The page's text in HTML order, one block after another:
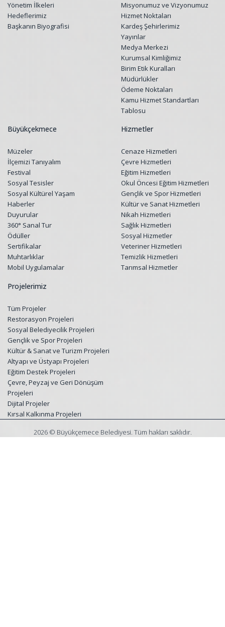
Yönetim İlkeleri
Hedeflerimiz
Başkanın Biyografisi
Misyonumuz ve Vizyonumuz
Hizmet Noktaları
Kardeş Şehirlerimiz
Yayınlar
Medya Merkezi
Kurumsal Kimliğimiz
Birim Etik Kuralları
Müdürlükler
Ödeme Noktaları
Kamu Hizmet Standartları
Tablosu
Büyükçekmece
Müzeler
İlçemizi Tanıyalım
Festival
Sosyal Tesisler
Sosyal Kültürel Yaşam
Haberler
Duyurular
360° Sanal Tur
Ödüller
Sertifikalar
Muhtarlıklar
Mobil Uygulamalar
Hizmetler
Cenaze Hizmetleri
Çevre Hizmetleri
Eğitim Hizmetleri
Okul Öncesi Eğitim Hizmetleri
Gençlik ve Spor Hizmetleri
Kültür ve Sanat Hizmetleri
Nikah Hizmetleri
Sağlık Hizmetleri
Sosyal Hizmetler
Veteriner Hizmetleri
Temizlik Hizmetleri
Tarımsal Hizmetler
Projelerimiz
Tüm Projeler
Restorasyon Projeleri
Sosyal Belediyecilik Projeleri
Gençlik ve Spor Projeleri
Kültür & Sanat ve Turizm Projeleri
Altyapı ve Üstyapı Projeleri
Eğitim Destek Projeleri
Çevre, Peyzaj ve Geri Dönüşüm
Projeleri
Dijital Projeler
Kırsal Kalkınma Projeleri
2026 © Büyükçemece Belediyesi. Tüm hakları saklıdır.